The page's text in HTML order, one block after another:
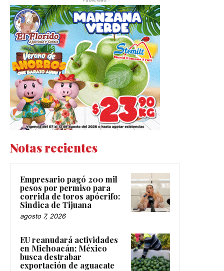
Notas recientes
Empresario pagó 200 mil
pesos por permiso para
corrida de toros apócrifo:
Sindica de Tijuana
agosto 7, 2026
EU reanudará actividades
en Michoacán; México
busca destrabar
exportación de aguacate